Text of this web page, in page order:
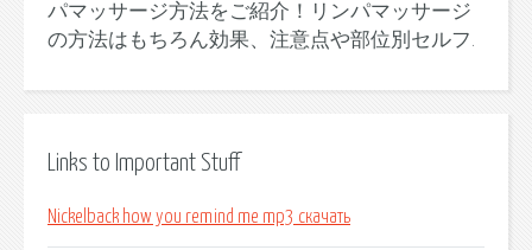
パマッサージ方法をご紹介！リンパマッサージ
の方法はもちろん効果、注意点や部位別セルフ.
Links to Important Stuff
Nickelback how you remind me mp3 скачать